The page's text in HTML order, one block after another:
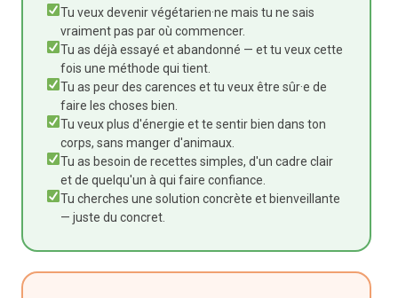
Tu veux devenir végétarien·ne mais tu ne sais
vraiment pas par où commencer.
Tu as déjà essayé et abandonné — et tu veux cette
fois une méthode qui tient.
Tu as peur des carences et tu veux être sûr·e de
faire les choses bien.
Tu veux plus d'énergie et te sentir bien dans ton
corps, sans manger d'animaux.
Tu as besoin de recettes simples, d'un cadre clair
et de quelqu'un à qui faire confiance.
Tu cherches une solution concrète et bienveillante
— juste du concret.